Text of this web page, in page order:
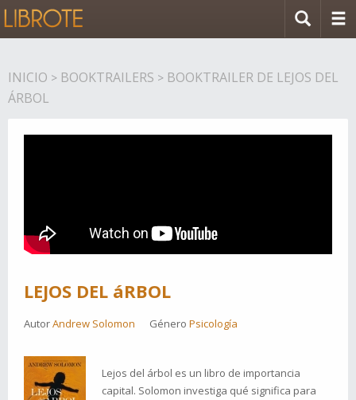
INICIO > BOOKTRAILERS > BOOKTRAILER DE LEJOS DEL
ÁRBOL
LEJOS DEL áRBOL
AutorAndrew Solomon Género Psicología
Lejos del árbol es un libro de importancia
capital. Solomon investiga qué significa para